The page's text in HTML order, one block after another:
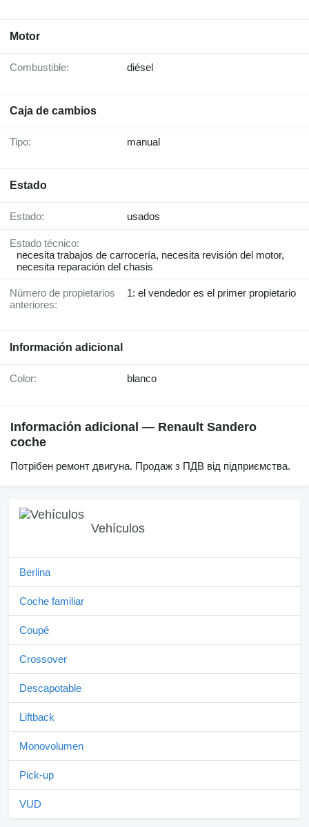
Motor
Combustible: diésel
Caja de cambios
Tipo: manual
Estado
Estado: usados
Estado técnico:
necesita trabajos de carrocería, necesita revisión del motor,
necesita reparación del chasis
Número de propietarios
anteriores:
1: el vendedor es el primer propietario
Información adicional
Color: blanco
Información adicional — Renault Sandero
coche
Потрібен ремонт двигуна. Продаж з ПДВ від підприємства.
Vehículos
Berlina
Coche familiar
Coupé
Crossover
Descapotable
Liftback
Monovolumen
Pick-up
VUD